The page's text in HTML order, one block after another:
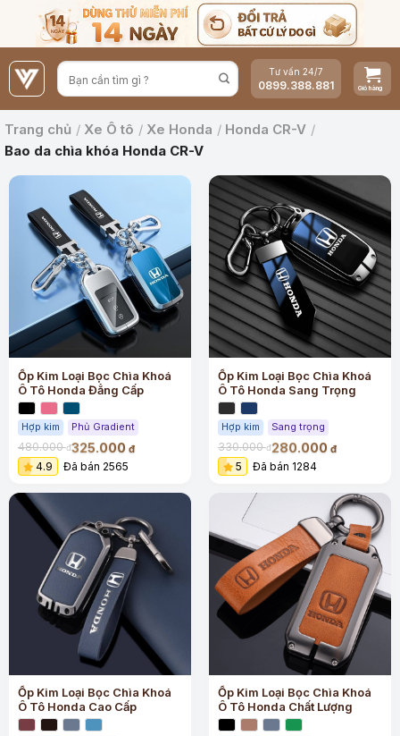
nội
dung
Tư vấn 24/7
0899.388.881
Trang chủ / Xe Ô tô / Xe Honda / Honda CR-V /
Bao da chìa khóa Honda CR-V
Ốp Kim Loại Bọc Chìa Khoá
Ô Tô Honda Đẳng Cấp
Hợp kim Phủ Gradient
480.000đ325.000 đ
4.9 Đã bán 2565
Ốp Kim Loại Bọc Chìa Khoá
Ô Tô Honda Sang Trọng
Hợp kim Sang trọng
330.000đ280.000 đ
5 Đã bán 1284
Ốp Kim Loại Bọc Chìa Khoá
Ô Tô Honda Cao Cấp
Ốp Kim Loại Bọc Chìa Khoá
Ô Tô Honda Chất Lượng